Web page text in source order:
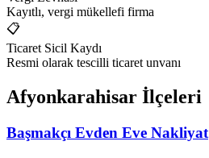
Kayıtlı, vergi mükellefi firma
📋
Ticaret Sicil Kaydı
Resmi olarak tescilli ticaret unvanı
Afyonkarahisar İlçeleri
Başmakçı Evden Eve Nakliyat